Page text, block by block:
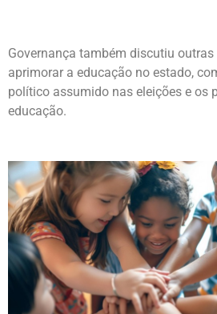
Governança também discutiu
aprimorar a educação no estado,
político assumido nas eleições e os
educação.